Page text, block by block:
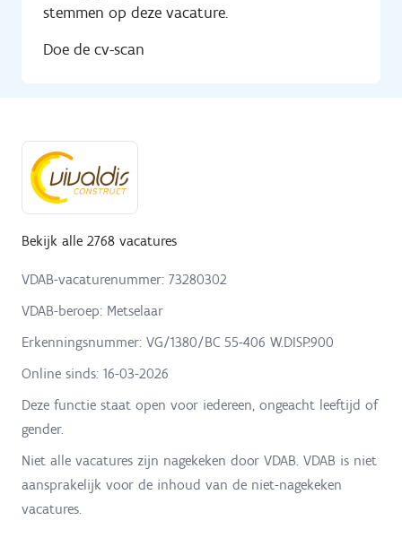
stemmen op deze vacature.
Doe de cv-scan
Bekijk alle 2768 vacatures
VDAB-vacaturenummer: 73280302
VDAB-beroep: Metselaar
Erkenningsnummer: VG/1380/BC 55-406 W.DISP.900
Online sinds: 16-03-2026
Deze functie staat open voor iedereen, ongeacht leeftijd of
gender.
Niet alle vacatures zijn nagekeken door VDAB. VDAB is niet
aansprakelijk voor de inhoud van de niet-nagekeken
vacatures.